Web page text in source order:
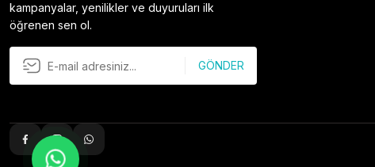
kampanyalar, yenilikler ve duyuruları ilk
öğrenen sen ol.
GÖNDER